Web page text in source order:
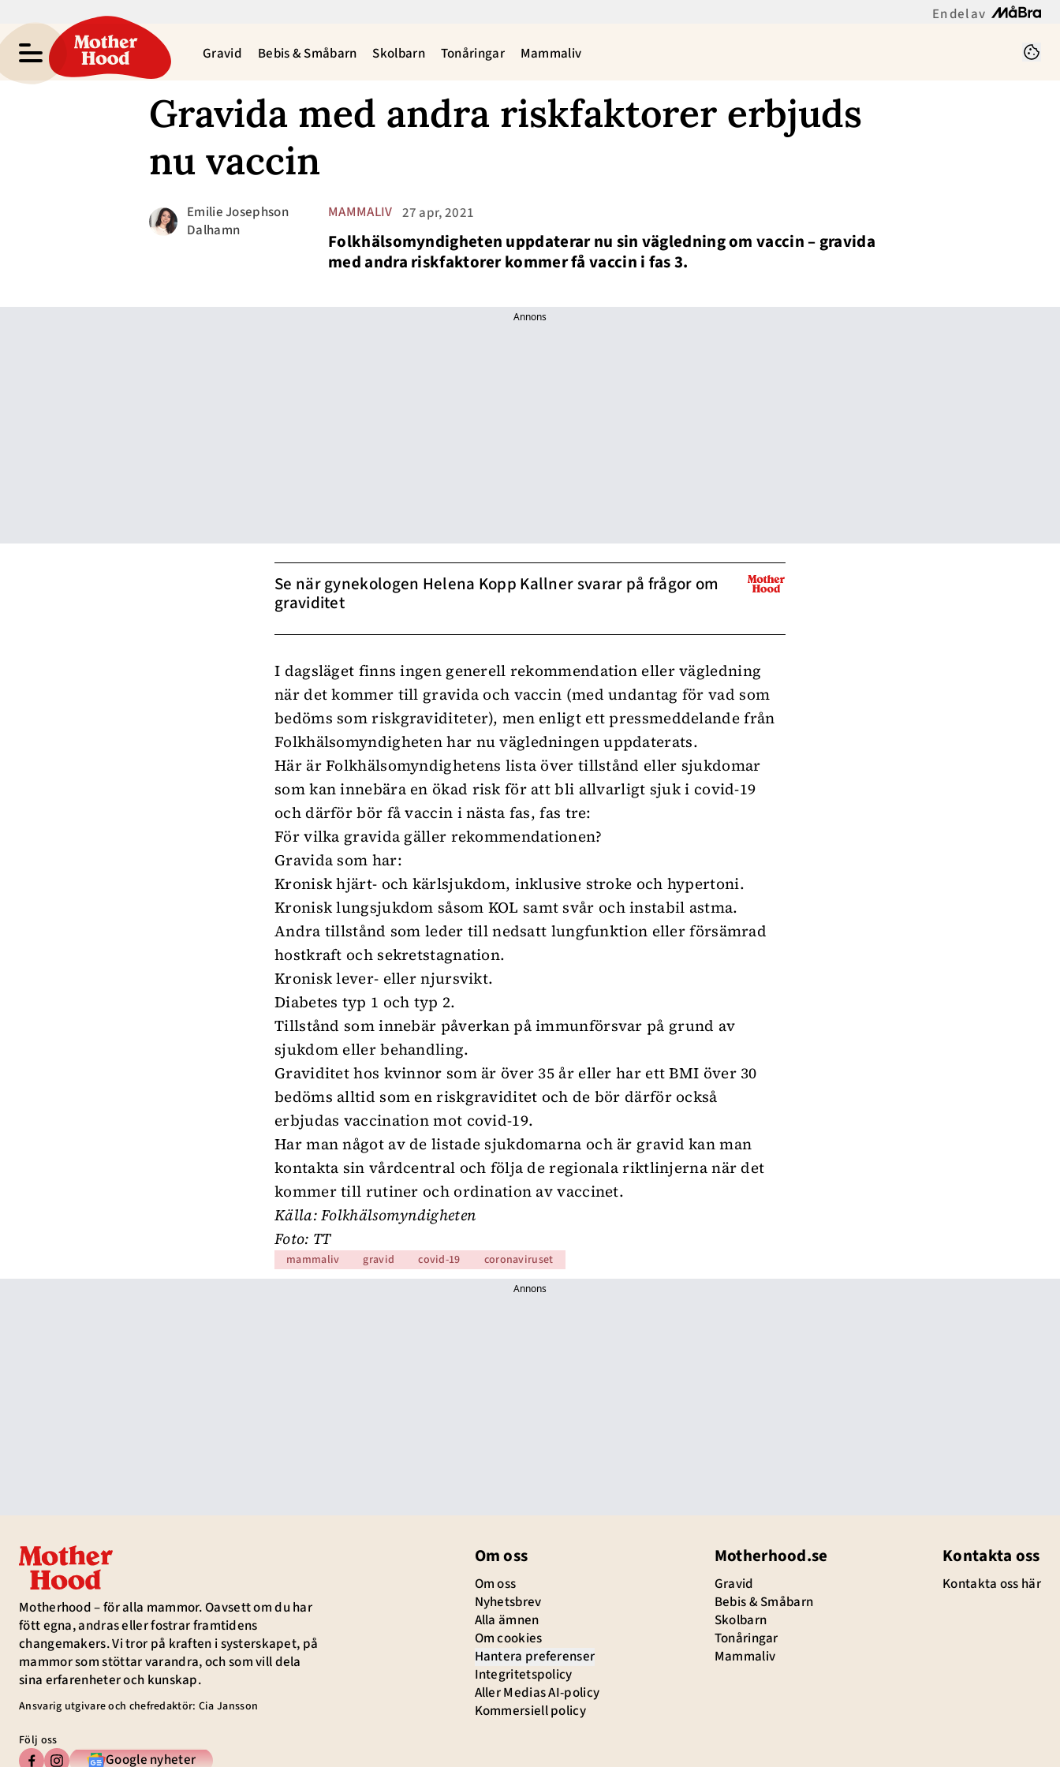
En del av
Gravid Bebis & Småbarn Skolbarn Tonåringar Mammaliv
Gravida med andra riskfaktorer erbjuds
nu vaccin
MAMMALIV 27 apr, 2021
Emilie Josephson
Dalhamn
Folkhälsomyndigheten uppdaterar nu sin vägledning om vaccin – gravida
med andra riskfaktorer kommer få vaccin i fas 3.
Annons
Se när gynekologen Helena Kopp Kallner svarar på frågor om
graviditet
I dagsläget finns ingen generell rekommendation eller vägledning
när det kommer till gravida och vaccin (med undantag för vad som
bedöms som riskgraviditeter), men enligt ett pressmeddelande från
Folkhälsomyndigheten har nu vägledningen uppdaterats.
Här är Folkhälsomyndighetens lista över tillstånd eller sjukdomar
som kan innebära en ökad risk för att bli allvarligt sjuk i covid-19
och därför bör få vaccin i nästa fas, fas tre:
För vilka gravida gäller rekommendationen?
Gravida som har:
Kronisk hjärt- och kärlsjukdom, inklusive stroke och hypertoni.
Kronisk lungsjukdom såsom KOL samt svår och instabil astma.
Andra tillstånd som leder till nedsatt lungfunktion eller försämrad
hostkraft och sekretstagnation.
Kronisk lever- eller njursvikt.
Diabetes typ 1 och typ 2.
Tillstånd som innebär påverkan på immunförsvar på grund av
sjukdom eller behandling.
Graviditet hos kvinnor som är över 35 år eller har ett BMI över 30
bedöms alltid som en riskgraviditet och de bör därför också
erbjudas vaccination mot covid-19.
Har man något av de listade sjukdomarna och är gravid kan man
kontakta sin vårdcentral och följa de regionala riktlinjerna när det
kommer till rutiner och ordination av vaccinet.
Källa: Folkhälsomyndigheten
Foto: TT
mammaliv gravid covid-19 coronaviruset
Annons
Motherhood – för alla mammor. Oavsett om du har
fött egna, andras eller fostrar framtidens
changemakers. Vi tror på kraften i systerskapet, på
mammor som stöttar varandra, och som vill dela
sina erfarenheter och kunskap.
Ansvarig utgivare och chefredaktör: Cia Jansson
Följ oss
Google nyheter
Om oss
Om oss
Nyhetsbrev
Alla ämnen
Om cookies
Hantera preferenser
Integritetspolicy
Aller Medias AI-policy
Kommersiell policy
Motherhood.se
Gravid
Bebis & Småbarn
Skolbarn
Tonåringar
Mammaliv
Kontakta oss
Kontakta oss här